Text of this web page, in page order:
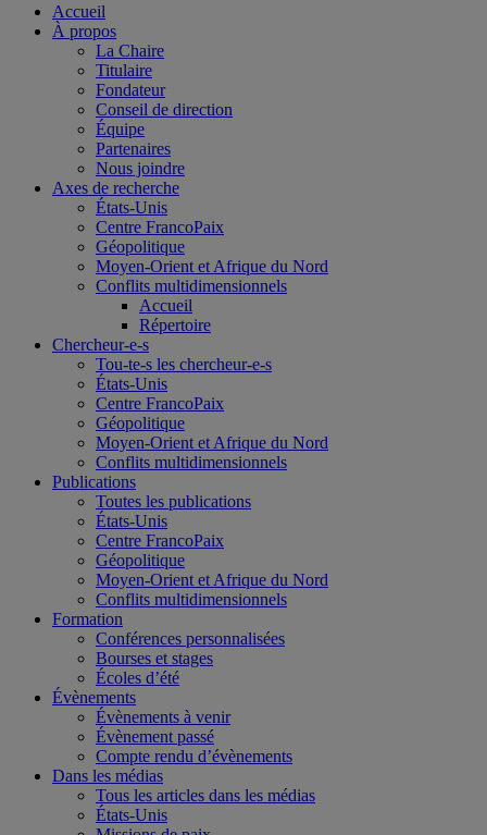
Accueil
À propos
La Chaire
Titulaire
Fondateur
Conseil de direction
Équipe
Partenaires
Nous joindre
Axes de recherche
États-Unis
Centre FrancoPaix
Géopolitique
Moyen-Orient et Afrique du Nord
Conflits multidimensionnels
Accueil
Répertoire
Chercheur-e-s
Tou-te-s les chercheur-e-s
États-Unis
Centre FrancoPaix
Géopolitique
Moyen-Orient et Afrique du Nord
Conflits multidimensionnels
Publications
Toutes les publications
États-Unis
Centre FrancoPaix
Géopolitique
Moyen-Orient et Afrique du Nord
Conflits multidimensionnels
Formation
Conférences personnalisées
Bourses et stages
Écoles d’été
Évènements
Évènements à venir
Évènement passé
Compte rendu d’évènements
Dans les médias
Tous les articles dans les médias
États-Unis